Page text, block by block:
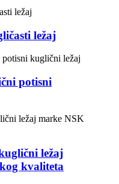
ležaj
potisni
ležaj
kvaliteta